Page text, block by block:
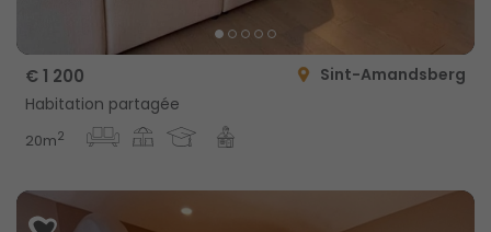
€ 1 200
Sint-Amandsberg
Habitation partagée
20m2